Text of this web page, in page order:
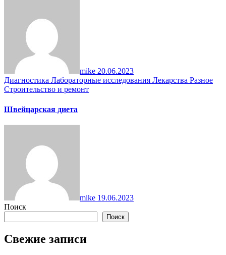
mike 20.06.2023
Диагностика Лабораторные исследования Лекарства Разное
Строительство и ремонт
Швейцарская диета
mike 19.06.2023
Поиск
Поиск
Свежие записи